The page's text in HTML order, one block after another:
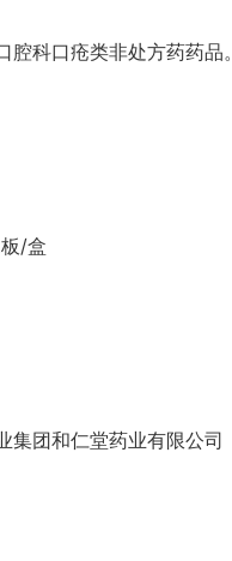
科口疮类非处方药药品。
/盒
集团和仁堂药业有限公司